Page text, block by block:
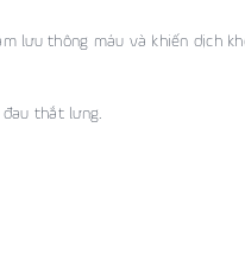
lưu thông máu và khiến dịch
thắt lưng.